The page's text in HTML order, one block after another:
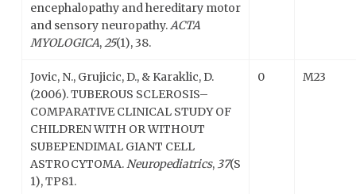
encephalopathy and hereditary motor
and sensory neuropathy.ACTA
MYOLOGICA,25(1), 38.
Jovic, N., Grujicic, D., & Karaklic, D.
(2006). TUBEROUS SCLEROSIS–
COMPARATIVE CLINICAL STUDY OF
CHILDREN WITH OR WITHOUT
SUBEPENDIMAL GIANT CELL
ASTROCYTOMA.Neuropediatrics, 37(S
1), TP81.
0 M23